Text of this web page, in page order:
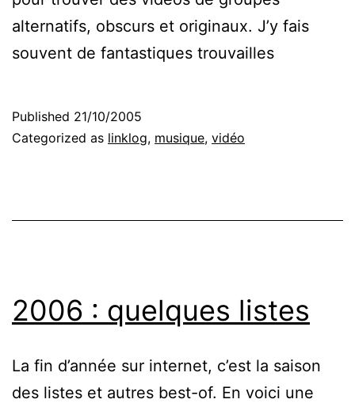
alternatifs, obscurs et originaux. J’y fais
souvent de fantastiques trouvailles
Published 21/10/2005
Categorized as linklog, musique, vidéo
2006 : quelques listes
La fin d’année sur internet, c’est la saison
des listes et autres best-of. En voici une